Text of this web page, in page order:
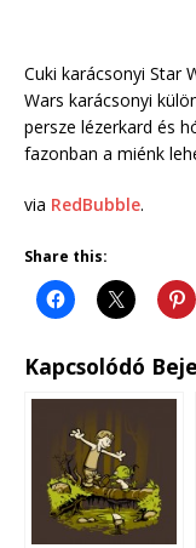
Cuki karácsonyi Star
Wars karácsonyi
persze lézerkard és
fazonban a miénk
via RedBubble.
Share this:
Kapcsolódó